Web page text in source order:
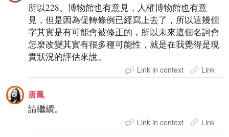
所以228、博物館也有意見，人權博物館也有意
見，但是因為促轉條例已經寫上去了，所以這幾個
字其實是有可能會被修正的，所以未來這個名詞會
怎麼改變其實有很多種可能性，就是在我覺得是現
實狀況的評估來說。
Link in context Link
唐鳳
請繼續。
Link in context Link